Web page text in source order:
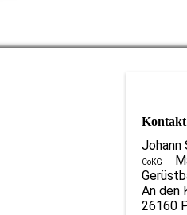
Kontakt
Johann
CoKG
An den
26160